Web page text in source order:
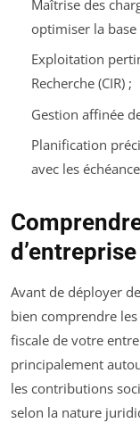
Maîtrise des
optimiser la
Exploitation
Recherche (CIR) ;
Gestion affinée
Planification
avec les
Avant de déployer
bien comprendre
fiscale de votre
principalement
les contributions
selon la nature